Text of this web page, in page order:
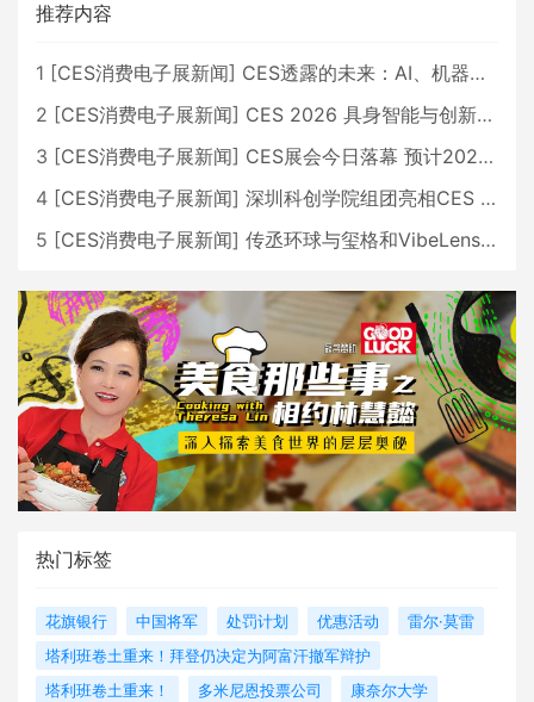
推荐内容
1 [CES消费电子展新闻] CES透露的未来：AI、机器人与智能生活大爆发
2 [CES消费电子展新闻] CES 2026 具身智能与创新领域 中国公司大放异彩
3 [CES消费电子展新闻] CES展会今日落幕 预计2026行业收入将超五千亿美元
4 [CES消费电子展新闻] 深圳科创学院组团亮相CES 广受好评
5 [CES消费电子展新闻] 传丞环球与玺格和VibeLens共同推出全新耳机
热门标签
花旗银行 中国将军 处罚计划 优惠活动
雷尔·莫雷
塔利班卷土重来！拜登仍决定为阿富汗撤军辩护
塔利班卷土重来！
多米尼恩投票公司
康奈尔大学